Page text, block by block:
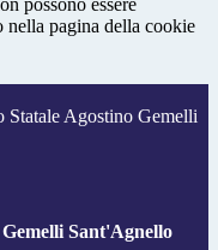
possono essere
nella pagina della cookie
Statale Agostino Gemelli
Sant'Agnello